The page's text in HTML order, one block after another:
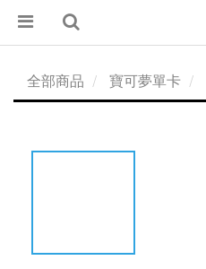
全部商品 寶可夢單卡